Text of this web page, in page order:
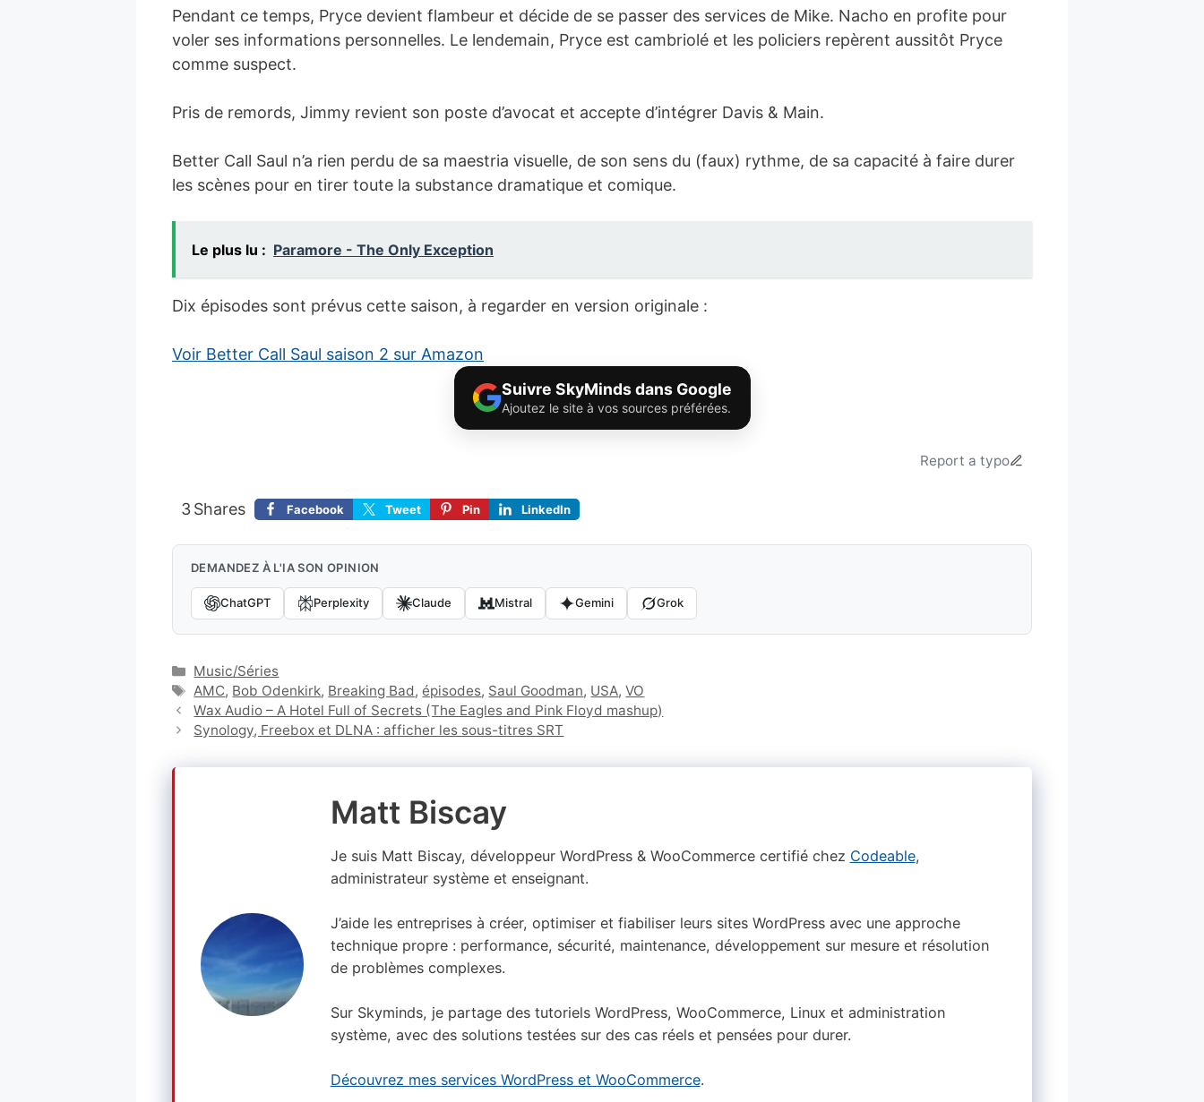
Pendant ce temps, Pryce devient flambeur et décide de se passer des services de Mike. Nacho en profite pour
voler ses informations personnelles. Le lendemain, Pryce est cambriolé et les policiers repèrent aussitôt Pryce
comme suspect.
Pris de remords, Jimmy revient son poste d’avocat et accepte d’intégrer Davis & Main.
Better Call Saul n’a rien perdu de sa maestria visuelle, de son sens du (faux) rythme, de sa capacité à faire durer
les scènes pour en tirer toute la substance dramatique et comique.
Le plus lu : Paramore - The Only Exception
Dix épisodes sont prévus cette saison, à regarder en version originale :
Voir Better Call Saul saison 2 sur Amazon
Suivre SkyMinds dans Google
Ajoutez le site à vos sources préférées.
Report a typo
Shares
3 Facebook Tweet Pin LinkedIn
DEMANDEZ À L'IA SON OPINION
ChatGPT Perplexity Claude Mistral Gemini Grok
Catégories
Music/Séries
Étiquettes
AMC, Bob Odenkirk, Breaking Bad,épisodes, Saul Goodman, USA,VO
Wax Audio – A Hotel Full of Secrets (The Eagles and Pink Floyd mashup)
Synology, Freebox et DLNA : afficher les sous-titres SRT
Matt Biscay
Je suis Matt Biscay, développeur WordPress & WooCommerce certifié chez Codeable,
administrateur système et enseignant.
J’aide les entreprises à créer, optimiser et fiabiliser leurs sites WordPress avec une approche
technique propre : performance, sécurité, maintenance, développement sur mesure et résolution
de problèmes complexes.
Sur Skyminds, je partage des tutoriels WordPress, WooCommerce, Linux et administration
système, avec des solutions testées sur des cas réels et pensées pour durer.
Découvrez mes services WordPress et WooCommerce.